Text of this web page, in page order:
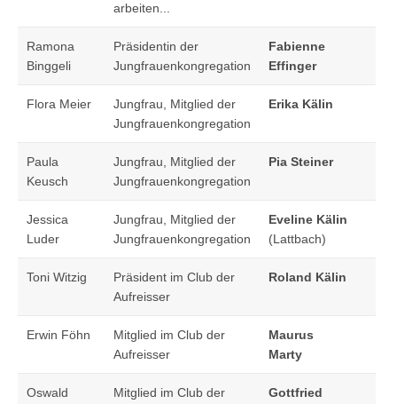
arbeiten...
Ramona
Binggeli
Präsidentin der
Jungfrauenkongregation
Fabienne
Effinger
Flora Meier
Jungfrau, Mitglied der
Jungfrauenkongregation
Erika Kälin
Paula
Keusch
Jungfrau, Mitglied der
Jungfrauenkongregation
Pia Steiner
Jessica
Luder
Jungfrau, Mitglied der
Jungfrauenkongregation
Eveline Kälin
(Lattbach)
Toni Witzig
Präsident im Club der
Aufreisser
Roland Kälin
Erwin Föhn
Mitglied im Club der
Aufreisser
Maurus
Marty
Oswald
Mitglied im Club der
Gottfried